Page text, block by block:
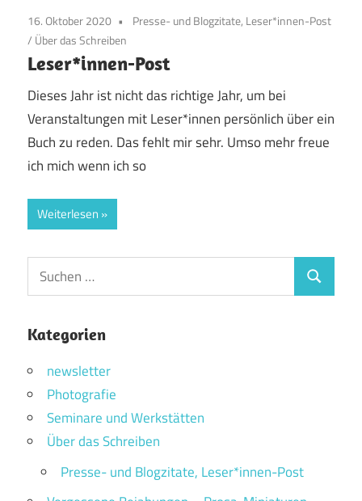
16. Oktober 2020
Presse- und Blogzitate, Leser*innen-Post
/ Über das Schreiben
Leser*innen-Post
Dieses Jahr ist nicht das richtige Jahr, um bei
Veranstaltungen mit Leser*innen persönlich über ein
Buch zu reden. Das fehlt mir sehr. Umso mehr freue
ich mich wenn ich so
Weiterlesen
Suchen
nach:
Suchen
Kategorien
newsletter
Photografie
Seminare und Werkstätten
Über das Schreiben
Presse- und Blogzitate, Leser*innen-Post